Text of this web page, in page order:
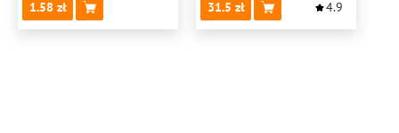
1.58
31.5
4.9